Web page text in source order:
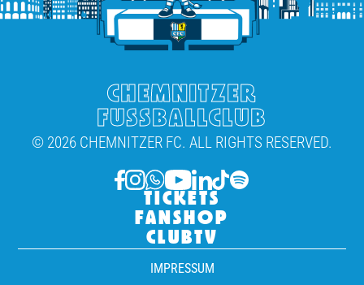
CHEMNITZER
FUSSBALLCLUB
© 2026 CHEMNITZER FC. ALL RIGHTS RESERVED.
TICKETS
FANSHOP
CLUBTV
IMPRESSUM